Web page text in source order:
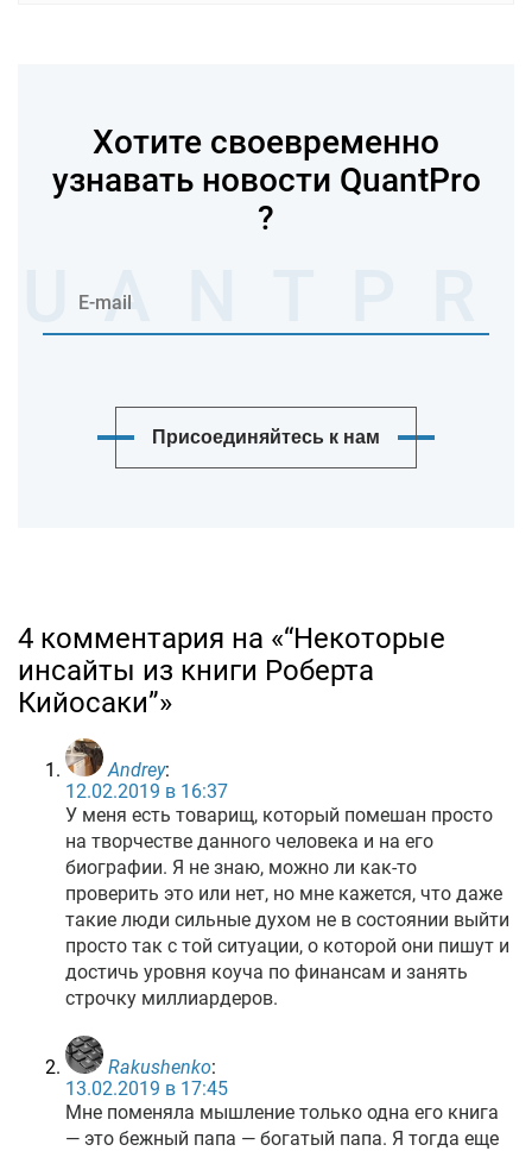
Хотите своевременно
узнавать новости QuantPro
?
Присоединяйтесь к нам
4 комментария на «“Некоторые
инсайты из книги Роберта
Кийосаки”»
Andrey:
12.02.2019 в 16:37
У меня есть товарищ, который помешан просто
на творчестве данного человека и на его
биографии. Я не знаю, можно ли как-то
проверить это или нет, но мне кажется, что даже
такие люди сильные духом не в состоянии выйти
просто так с той ситуации, о которой они пишут и
достичь уровня коуча по финансам и занять
строчку миллиардеров.
Rakushenko:
13.02.2019 в 17:45
Мне поменяла мышление только одна его книга
— это бежный папа — богатый папа. Я тогда еще